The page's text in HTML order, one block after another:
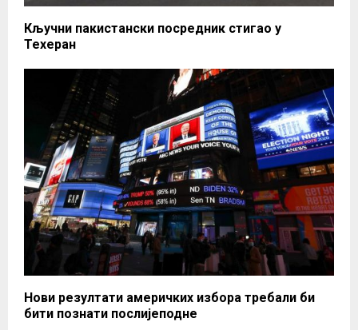
Кључни пакистански посредник стигао у
Техеран
Нови резултати америчких избора требали би
бити познати послијеподне